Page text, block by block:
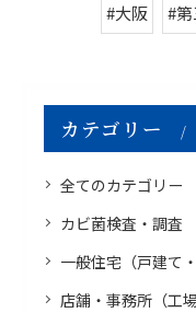
#大阪 #
カテゴリー
全てのカテゴリー
カビ菌検査・調査
一般住宅（戸建て
店舗・事務所（工場